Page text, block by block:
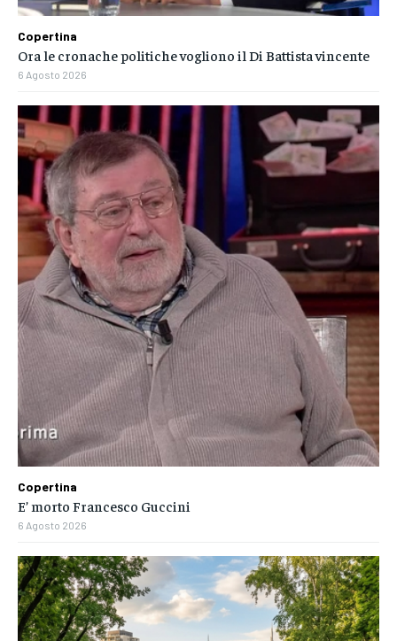
Copertina
Ora le cronache politiche vogliono il Di Battista vincente
6 Agosto 2026
Copertina
E’ morto Francesco Guccini
6 Agosto 2026